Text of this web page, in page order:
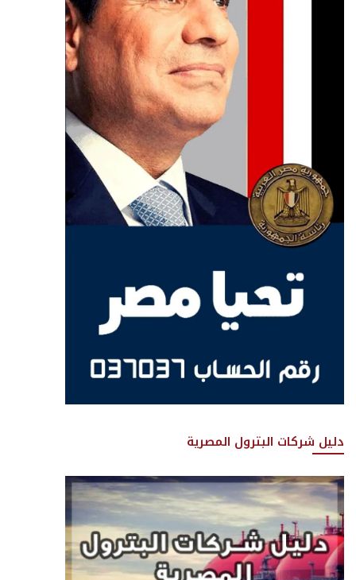
دليل شركات البترول المصرية